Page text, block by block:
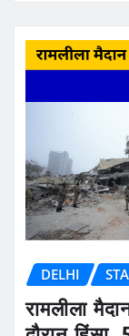
DELHI
रामलीला